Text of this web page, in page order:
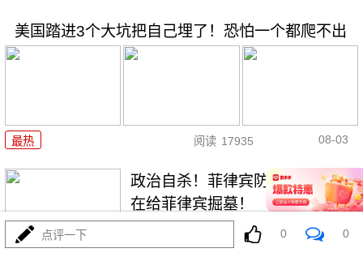
美国踏进3个大坑把自己埋了！恐怕一个都爬不出
最热 阅读 17935 08-03
政治自杀！菲律宾防长，你这是
在给菲律宾掘墓！
阅读 7209
点评一下 0 0